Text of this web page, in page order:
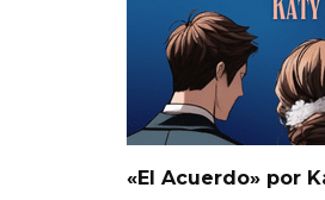
«El Acuerdo» por